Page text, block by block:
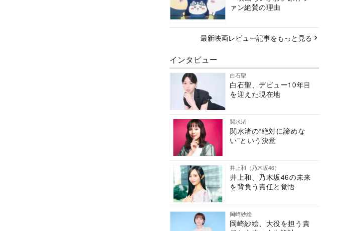
ァン絶賛の理由
最新映画レビュー記事をもっと見る
インタビュー
白石聖
白石聖、デビュー10年目
を迎えた現在地
関水渚
関水渚の“絶対に諦めな
い”という決意
井上和（乃木坂46）
井上和、乃木坂46の未来
を背負う責任と覚悟
岡崎紗絵
岡崎紗絵、大役を担う責